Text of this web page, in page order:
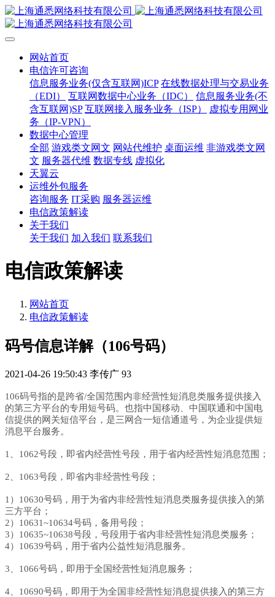
网站首页
电信许可咨询
信息服务业务(仅含互联网)ICP 在线数据处理与交易业务
（EDI）
互联网数据中心业务（IDC）
信息服务业务(不
含互联网)SP 互联网接入服务业务（ISP）
虚拟专用网业
务（IP-VPN）
数据中心管理
全部 游戏类文网文 网站代维护 桌面运维 非游戏类文网
文 服务器代维 数据专线 虚拟化
天翼云
运维外包服务
咨询服务 IT采购 服务器运维
电信政策解读
关于我们
关于我们 加入我们 联系我们
电信政策解读
网站首页
电信政策解读
码号信息详解（106号码）
2021-04-26 19:50:43 李传广 93
106码号指的是跨省/全国范围内非经营性短消息类服务提供接入
的第三方平台的专用短号码。也指中国移动、中国联通和中国电
信提供的网关短信平台，是三网合一短信通道号，为企业提供短
消息平台服务。
1、1062号段，即省内经营性号段，用于省内经营性短消息范围；
2、1063号段，即省内非经营性号段；
1）10630号码，用于为省内非经营性短消息类服务提供接入的第
三方平台；
2）10631~10634号码，备用号段；
3）10635~10638号段，号段用于省内非经营性短消息类服务；
4）10639号码，用于省内公益性短消息服务。
3、1066号码，即用于全国经营性短消息服务；
4、10690号码，即用于为全国非经营性短消息提供接入的第三方